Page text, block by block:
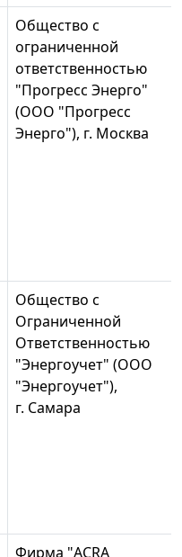
Общество с
ограниченной
ответственностью
"Прогресс Энерго"
(ООО "Прогресс
Энерго"), г. Москва
Общество с
Ограниченной
Ответственностью
"Энергоучет" (ООО
"Энергоучет"),
г. Самара
Фирма "ACRA